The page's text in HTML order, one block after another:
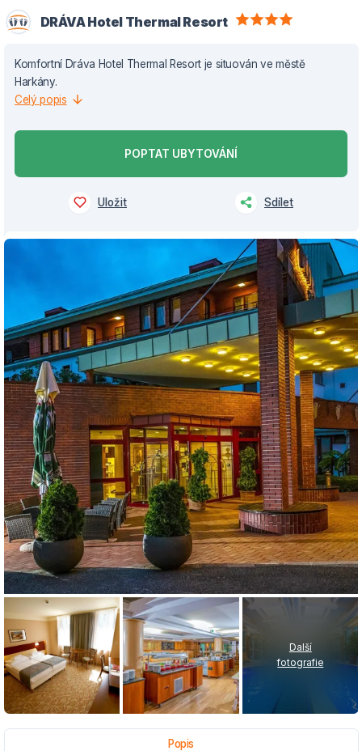
DRÁVA Hotel Thermal Resort
Komfortní Dráva Hotel Thermal Resort je situován ve městě
Harkány.
Celý popis
POPTAT UBYTOVÁNÍ
Uložit Sdílet
Další
fotografie
Popis